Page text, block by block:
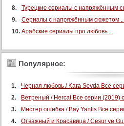
118 серия
119 серия
120 серия
121 серия
122 серия
124 серия
Турецкие сериалы с напряжённым
Сериалы с напряжённым сюжетом
Арабские сериалы про любовь ...
Популярное:
Черная любовь / Kara Sevda Все
Ветреный / Hercai Все серии (2019)
Мистер ошибка / Bay Yanlis Все
Отважный и Красавица / Cesur ve